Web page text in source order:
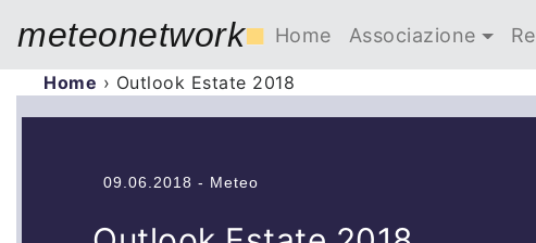
meteonetwork■ Home Associazione
Home › Outlook Estate 2018
09.06.2018 - Meteo